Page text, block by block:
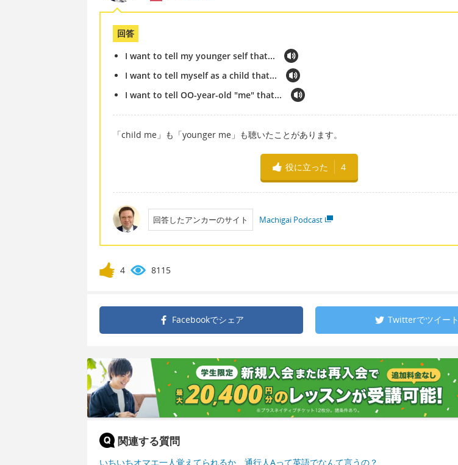
回答
I want to tell my younger self that...
I want to tell myself as a child that...
I want to tell OO-year-old "me" that...
「child me」も「younger me」も聴いたことがあります。
役に立った 4
回答したアンカーのサイト Machigai Podcast
4 8115
Facebookでシェア Twitterでツイート
関連する質問
いちいちオマエ一人覚えてられるか 通行人Aって英語でなんて言うの？